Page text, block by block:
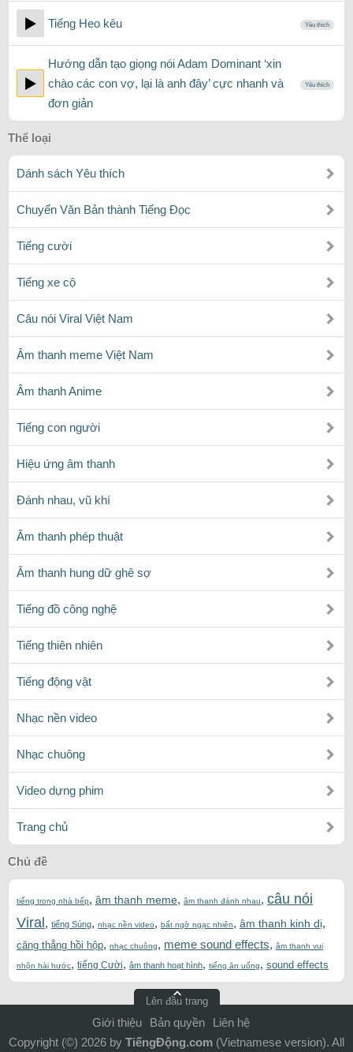
Tiếng Heo kêu Yêu thích
Hướng dẫn tạo giọng nói Adam Dominant ‘xin
chào các con vợ, lại là anh đây’ cực nhanh và
đơn giản
Yêu thích
Thể loại
Dánh sách Yêu thích
Chuyển Văn Bản thành Tiếng Đọc
Tiếng cười
Tiếng xe cộ
Câu nói Viral Việt Nam
Âm thanh meme Việt Nam
Âm thanh Anime
Tiếng con người
Hiệu ứng âm thanh
Đánh nhau, vũ khí
Âm thanh phép thuật
Âm thanh hung dữ ghê sợ
Tiếng đồ công nghệ
Tiếng thiên nhiên
Tiếng động vật
Nhạc nền video
Nhạc chuông
Video dựng phim
Trang chủ
Chủ đề
tiếng trong nhà bếp, âm thanh meme, âm thanh đánh nhau, câu nói
Viral , tiếng Súng, nhạc nền video, bất ngờ ngạc nhiên, âm thanh kinh dị,
căng thẳng hồi hộp, nhạc chuông, meme sound effects, âm thanh vui
nhộn hài hước, tiếng Cười, âm thanh hoạt hình, tiếng ăn uống, sound effects
Lên đầu trang
Giới thiệu Bản quyền
Liên hệ
Copyright (©) 2026 by TiếngĐộng.com (Vietnamese version). All